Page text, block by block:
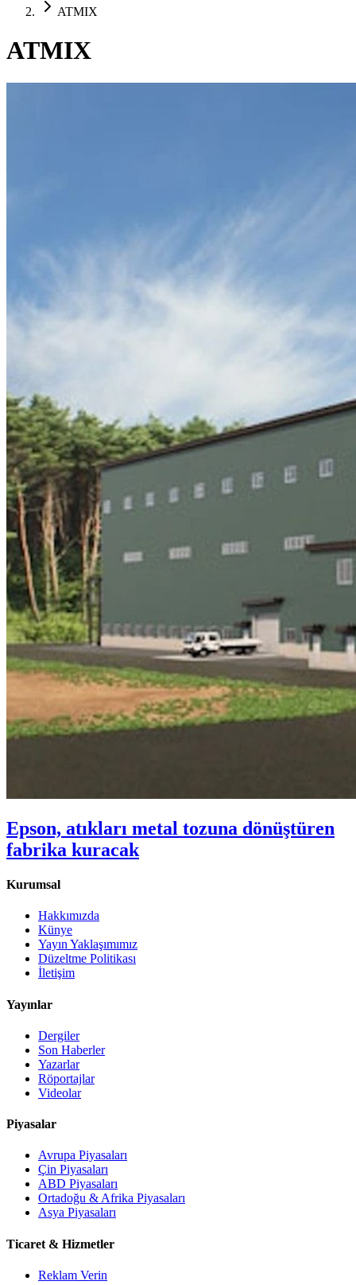
ATMIX
ATMIX
Epson, atıkları metal tozuna dönüştüren
fabrika kuracak
Kurumsal
Hakkımızda
Künye
Yayın Yaklaşımımız
Düzeltme Politikası
İletişim
Yayınlar
Dergiler
Son Haberler
Yazarlar
Röportajlar
Videolar
Piyasalar
Avrupa Piyasaları
Çin Piyasaları
ABD Piyasaları
Ortadoğu & Afrika Piyasaları
Asya Piyasaları
Ticaret & Hizmetler
Reklam Verin